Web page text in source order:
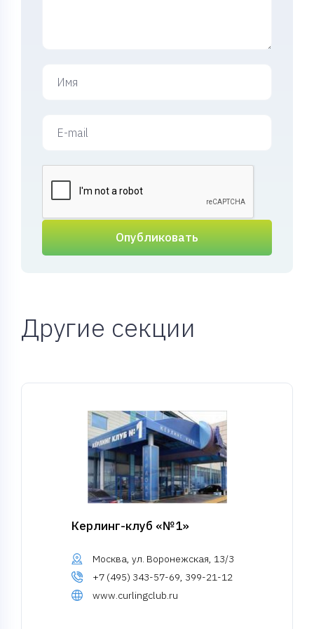
Опубликовать
Другие секции
Керлинг-клуб «№1»
Москва, ул. Воронежская, 13/3
+7 (495) 343-57-69, 399-21-12
www.curlingclub.ru